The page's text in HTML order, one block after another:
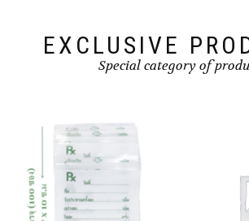
EXCLUSIVE
Special category of